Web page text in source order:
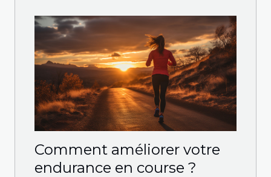
Comment améliorer votre
endurance en course ?